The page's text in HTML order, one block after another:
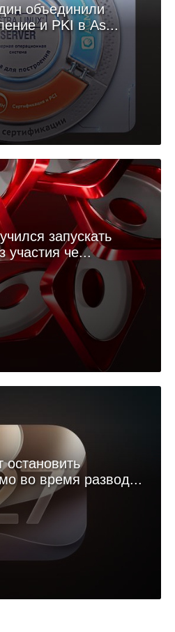
объединили
и PKI в As...
запускать
участия че...
остановить
во время развод...